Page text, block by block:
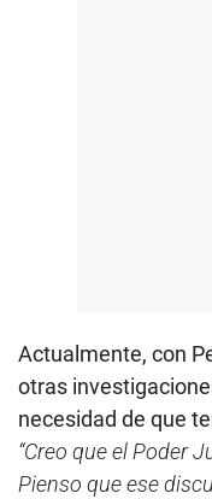
Actualmente, con
otras
necesidad de que
“Creo que el Poder
Pienso que ese